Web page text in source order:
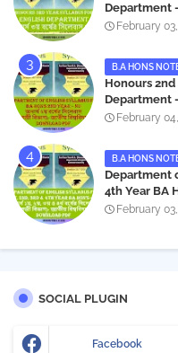
Department -
February
B.A HONS
Honours
Department -
February
B.A HONS
Department
4th Year BA
সিলেবাস (ইংরেজী
February
SOCIAL PLUGIN
Facebook